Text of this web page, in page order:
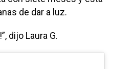
de dar a luz.
dijo Laura G.